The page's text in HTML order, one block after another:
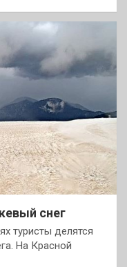
снег
туристы делятся
На Красной